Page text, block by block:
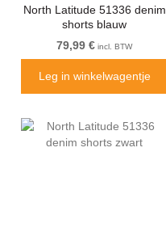
North Latitude 51336 denim
shorts blauw
79,99 € incl. BTW
Leg in winkelwagentje